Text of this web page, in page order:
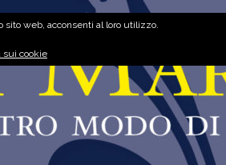
web, acconsenti al loro utilizzo.
sui cookie